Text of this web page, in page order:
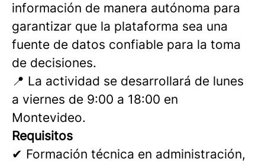
información de manera autónoma para
garantizar que la plataforma sea una
fuente de datos confiable para la toma
de decisiones.
📍 La actividad se desarrollará de lunes
a viernes de 9:00 a 18:00 en
Montevideo.
Requisitos
✔ Formación técnica en administración,